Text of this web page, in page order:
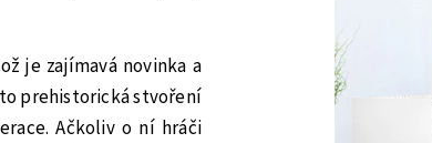
je zajímavá novinka a
prehistorická stvoření
Ačkoliv o ní hráči